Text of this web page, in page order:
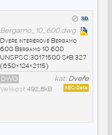
Bergamo_10_600.dwg
Dveře interiérové Bergamo
600 Bergamo 10 600
UNSPSC:30171500 SfB:327
(650×124×2115)
kat:Dveře
DWG
AEC-Data
Velikost 492,8kB•